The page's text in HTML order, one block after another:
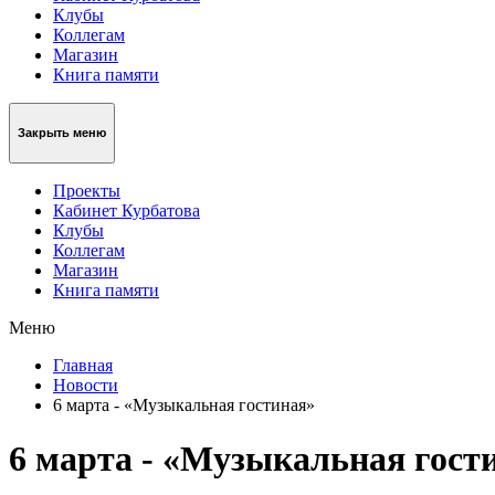
Клубы
Коллегам
Магазин
Книга памяти
Закрыть меню
Проекты
Кабинет Курбатова
Клубы
Коллегам
Магазин
Книга памяти
Меню
Главная
Новости
6 марта - «Музыкальная гостиная»
6 марта - «Музыкальная